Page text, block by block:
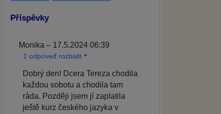
Příspěvky
Monika – 17.5.2024 06:39
1 odpoveď rozbalit
Dobrý den! Dcera Tereza chodila
každou sobotu a chodila tam
ráda. Později jsem jí zaplatila
ještě kurz českého jazyka v